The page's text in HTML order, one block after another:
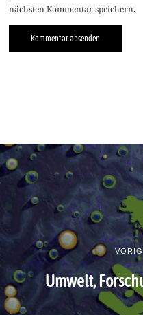
nächsten Kommentar speichern.
Umwelt,